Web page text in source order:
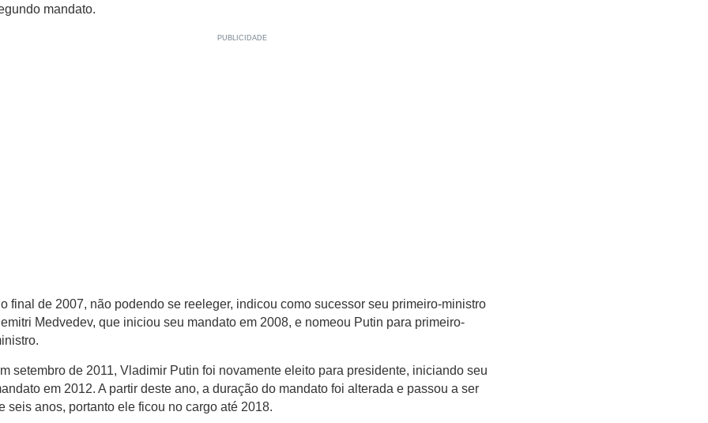
mandato.
final de 2007, não podendo se reeleger, indicou como sucessor seu primeiro-ministro
Medvedev, que iniciou seu mandato em 2008, e nomeou Putin para primeiro-
setembro de 2011, Vladimir Putin foi novamente eleito para presidente, iniciando seu
em 2012. A partir deste ano, a duração do mandato foi alterada e passou a ser
seis anos, portanto ele ficou no cargo até 2018.